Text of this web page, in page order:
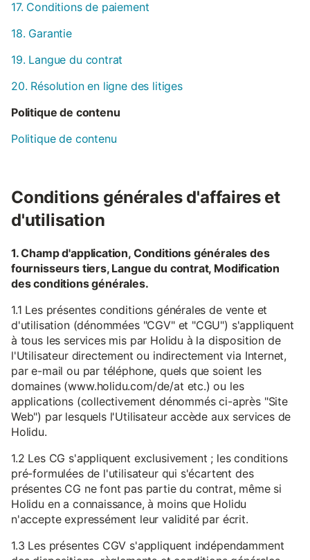
17. Conditions de paiement
18. Garantie
19. Langue du contrat
20. Résolution en ligne des litiges
Politique de contenu
Politique de contenu
Conditions générales d'affaires et
d'utilisation
1. Champ d'application, Conditions générales des
fournisseurs tiers, Langue du contrat, Modification
des conditions générales.
1.1 Les présentes conditions générales de vente et
d'utilisation (dénommées "CGV" et "CGU") s'appliquent
à tous les services mis par Holidu à la disposition de
l'Utilisateur directement ou indirectement via Internet,
par e-mail ou par téléphone, quels que soient les
domaines (www.holidu.com/de/at etc.) ou les
applications (collectivement dénommés ci-après "Site
Web") par lesquels l'Utilisateur accède aux services de
Holidu.
1.2 Les CG s'appliquent exclusivement ; les conditions
pré-formulées de l'utilisateur qui s'écartent des
présentes CG ne font pas partie du contrat, même si
Holidu en a connaissance, à moins que Holidu
n'accepte expressément leur validité par écrit.
1.3 Les présentes CGV s'appliquent indépendamment